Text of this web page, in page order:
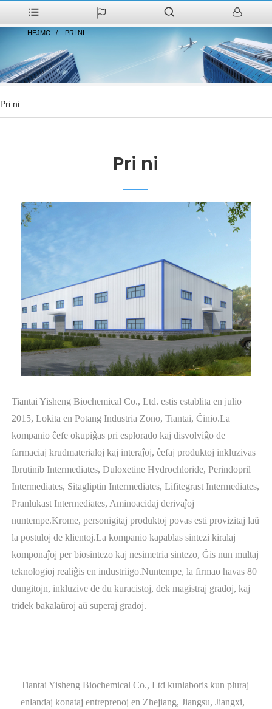
HEJMO PRI NI
Pri ni
Pri ni
Tiantai Yisheng Biochemical Co., Ltd. estis establita en julio
2015, Lokita en Potang Industria Zono, Tiantai, Ĉinio.La
kompanio ĉefe okupiĝas pri esplorado kaj disvolviĝo de
farmaciaj krudmaterialoj kaj interaĵoj, ĉefaj produktoj inkluzivas
Ibrutinib Intermediates, Duloxetine Hydrochloride, Perindopril
Intermediates, Sitagliptin Intermediates, Lifitegrast Intermediates,
Pranlukast Intermediates, Aminoacidaj derivaĵoj
nuntempe.Krome, personigitaj produktoj povas esti provizitaj laŭ
la postuloj de klientoj.La kompanio kapablas sintezi kiralaj
komponaĵoj per biosintezo kaj nesimetria sintezo, Ĝis nun multaj
teknologioj realiĝis en industriigo.Nuntempe, la firmao havas 80
dungitojn, inkluzive de du kuracistoj, dek magistraj gradoj, kaj
tridek bakalaŭroj aŭ superaj gradoj.
Tiantai Yisheng Biochemical Co., Ltd kunlaboris kun pluraj
enlandaj konataj entreprenoj en Zhejiang, Jiangsu, Jiangxi,